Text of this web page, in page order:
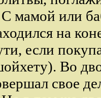
С мамой или
на
если
Во
свое